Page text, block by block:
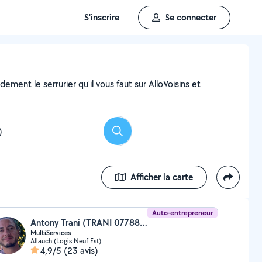
S'inscrire Se connecter
le serrurier qu'il vous faut sur AlloVoisins et
Rechercher
Afficher la carte
Auto-entrepreneur
Antony Trani (TRANI 0778808941)
MultiServices
Allauch (Logis Neuf Est)
4,9/5 (23 avis)